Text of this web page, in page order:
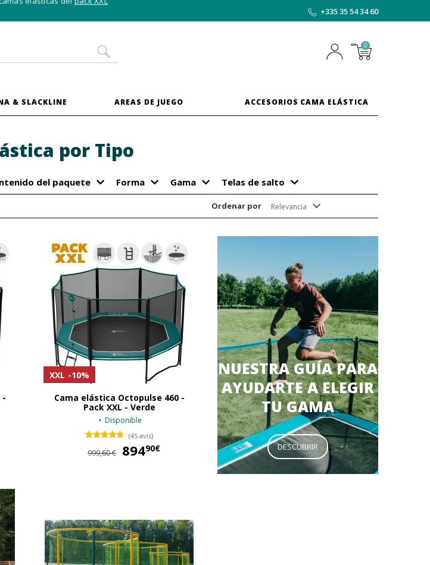
+335 35 54 34 60
0
& SLACKLINE AREAS DE JUEGO ACCESORIOS CAMA ELÁSTICA
por Tipo
del paquete Forma Gama Telas de salto
Ordenar por Relevancia
-
XXL -10%
Cama elástica Octopulse 460 -
Pack XXL - Verde
Disponible
(45 avis)
999,60 € 89490€ 894,90 €
NUESTRA GUÍA PARA
AYUDARTE A ELEGIR
TU GAMA
DESCUBRIR